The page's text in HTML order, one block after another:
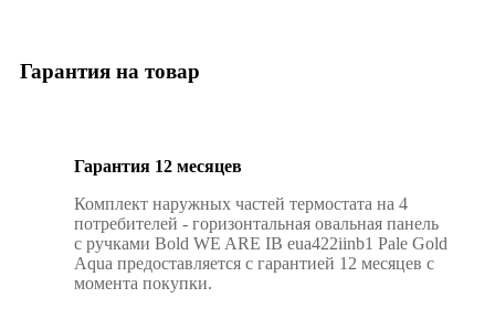
Гарантия на товар
Гарантия 12 месяцев
Комплект наружных частей термостата на 4
потребителей - горизонтальная овальная панель
с ручками Bold WE ARE IB eua422iinb1 Pale Gold
Aqua предоставляется с гарантией 12 месяцев с
момента покупки.